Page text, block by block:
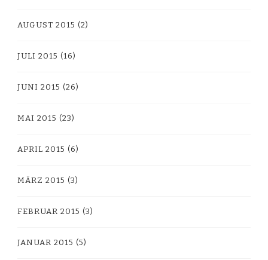
AUGUST 2015 (2)
JULI 2015 (16)
JUNI 2015 (26)
MAI 2015 (23)
APRIL 2015 (6)
MÄRZ 2015 (3)
FEBRUAR 2015 (3)
JANUAR 2015 (5)